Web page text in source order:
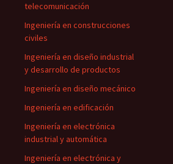
telecomunicación
Ingeniería en construcciones
civiles
Ingeniería en diseño industrial
y desarrollo de productos
Ingeniería en diseño mecánico
Ingeniería en edificación
Ingeniería en electrónica
industrial y automática
Ingeniería en electrónica y